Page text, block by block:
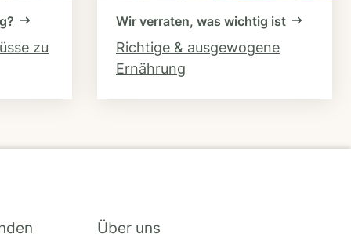
zu
Wir verraten, was wichtig ist
Richtige & ausgewogene
Ernährung
Über uns